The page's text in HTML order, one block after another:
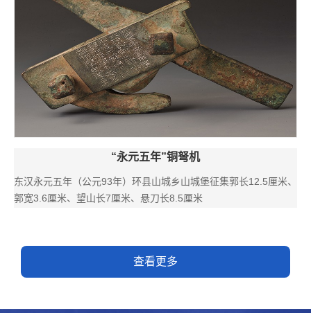
“永元五年”铜弩机
东汉永元五年（公元93年）环县山城乡山城堡征集郭长12.5厘米、
郭宽3.6厘米、望山长7厘米、悬刀长8.5厘米
查看更多